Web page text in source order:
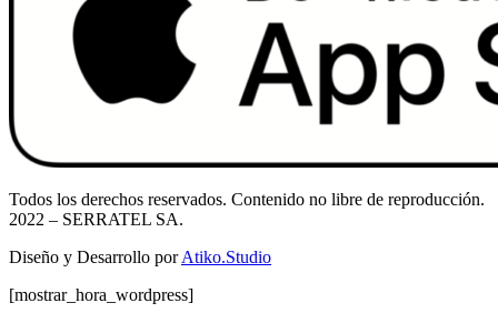
Todos los derechos reservados. Contenido no libre de reproducción.
2022 – SERRATEL SA.
Diseño y Desarrollo porAtiko.Studio
[mostrar_hora_wordpress]